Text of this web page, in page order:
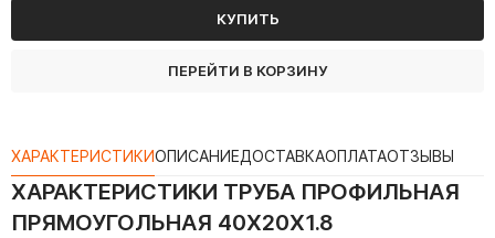
КУПИТЬ
ПЕРЕЙТИ В КОРЗИНУ
ХАРАКТЕРИСТИКИОПИСАНИЕДОСТАВКАОПЛАТАОТЗЫВЫ
ХАРАКТЕРИСТИКИ ТРУБА ПРОФИЛЬНАЯ
ПРЯМОУГОЛЬНАЯ 40Х20Х1.8